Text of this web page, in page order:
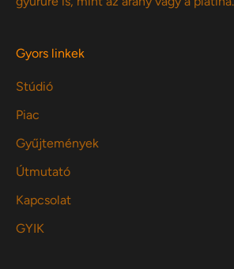
Gyors linkek
Stúdió
Piac
Gyűjtemények
Útmutató
Kapcsolat
GYIK